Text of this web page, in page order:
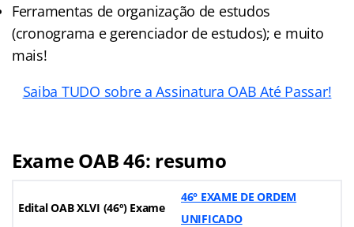
Ferramentas de organização de estudos
(cronograma e gerenciador de estudos); e muito
mais!
Saiba TUDO sobre a Assinatura OAB Até Passar!
Exame OAB 46: resumo
Edital OAB XLVI (46º) Exame
46° EXAME DE ORDEM
UNIFICADO